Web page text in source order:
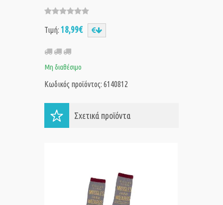
Τιμή: 18,99€
Μη διαθέσιμο
Κωδικός προϊόντος: 6140812
Σχετικά προϊόντα